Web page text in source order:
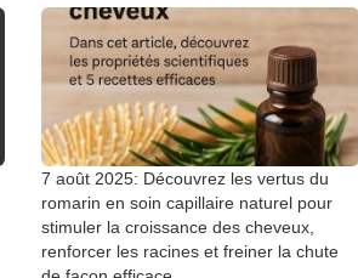
7 août 2025: Découvrez les vertus du
romarin en soin capillaire naturel pour
stimuler la croissance des cheveux,
renforcer les racines et freiner la chute